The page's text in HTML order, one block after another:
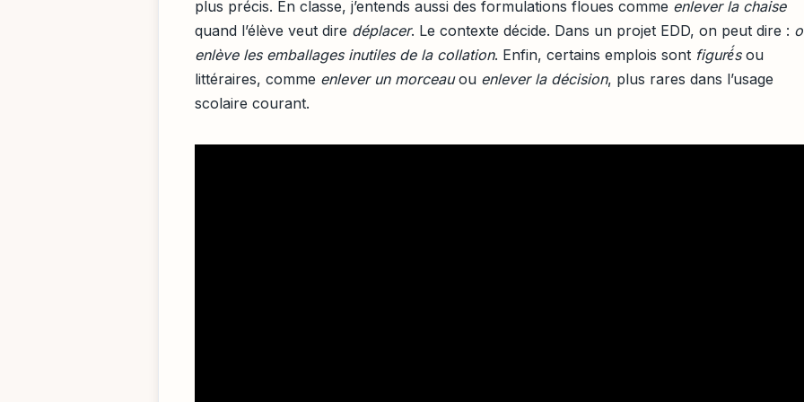
plus précis. En classe, j’entends aussi des formulations floues comme enlever la chaise
quand l’élève veut dire déplacer. Le contexte décide. Dans un projet EDD, on peut dire :
enlève les emballages inutiles de la collation. Enfin, certains emplois sont figuré́sou
littéraires, comme enlever un morceauou enlever la décision, plus rares dans l’usage
scolaire courant.